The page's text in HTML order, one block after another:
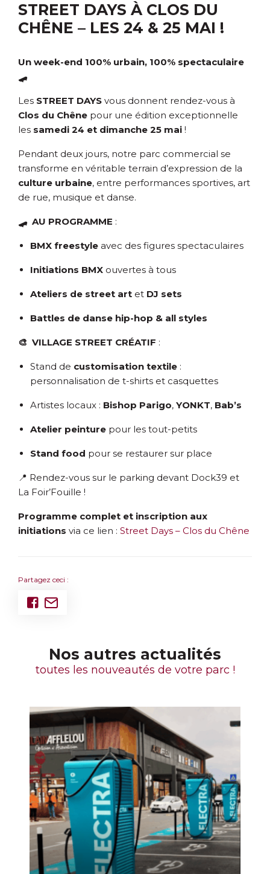
STREET DAYS À CLOS DU
CHÊNE – LES 24 & 25 MAI !
Un week-end 100% urbain, 100% spectaculaire
🛹
Les STREET DAYS vous donnent rendez-vous à
Clos du Chêne pour une édition exceptionnelle
les samedi 24 et dimanche 25 mai !
Pendant deux jours, notre parc commercial se
transforme en véritable terrain d’expression de la
culture urbaine, entre performances sportives, art
de rue, musique et danse.
🛹 AU PROGRAMME :
BMX freestyle avec des figures spectaculaires
Initiations BMX ouvertes à tous
Ateliers de street art et DJ sets
Battles de danse hip-hop & all styles
🎨 VILLAGE STREET CRÉATIF :
Stand de customisation textile :
personnalisation de t-shirts et casquettes
Artistes locaux : Bishop Parigo, YONKT, Bab’s
Atelier peinture pour les tout-petits
Stand food pour se restaurer sur place
📍 Rendez-vous sur le parking devant Dock39 et
La Foir’Fouille !
Programme complet et inscription aux
initiations via ce lien : Street Days – Clos du Chêne
Partagez ceci :
Nos autres actualités
toutes les nouveautés de votre parc !